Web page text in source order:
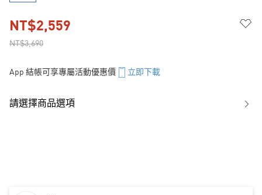
NT$3,690
NT$2,559
App 結帳可享專屬活動優惠價 立即下載
請選擇商品選項